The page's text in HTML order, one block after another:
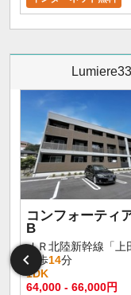
コンフォーティ
B
ＪＲ北陸新幹線「上
徒歩14分
1DK
64,000 - 66,000円